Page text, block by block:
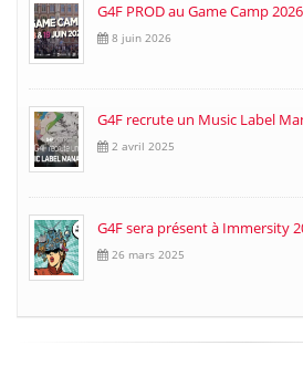
G4F PROD au Game Camp
8 juin 2026
G4F recrute un Music Label
2 avril 2025
G4F sera présent à Immersity
26 mars 2025